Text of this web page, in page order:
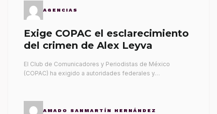
AGENCIAS
Exige COPAC el esclarecimiento
del crimen de Alex Leyva
El Club de Comunicadores y Periodistas de México
(COPAC) ha exigido a autoridades federales y…
AMADO SANMARTÍN HERNÁNDEZ